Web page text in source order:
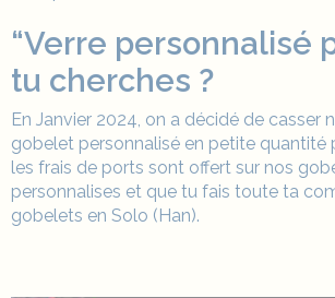
“Verre personnalisé
tu cherches ?
En Janvier 2024, on a décidé de casser
gobelet personnalisé en petite quantité
les frais de ports sont offert sur nos
personnalises et que tu fais toute ta
gobelets en Solo (Han).